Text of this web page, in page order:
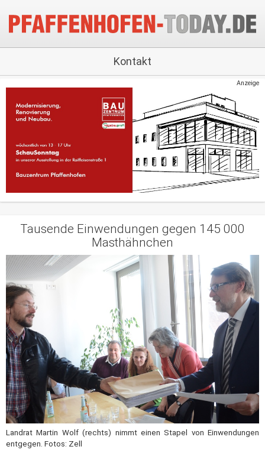
Kontakt
Anzeige
Tausende Einwendungen gegen 145 000
Masthähnchen
Landrat Martin Wolf (rechts) nimmt einen Stapel von Einwendungen
entgegen. Fotos: Zell